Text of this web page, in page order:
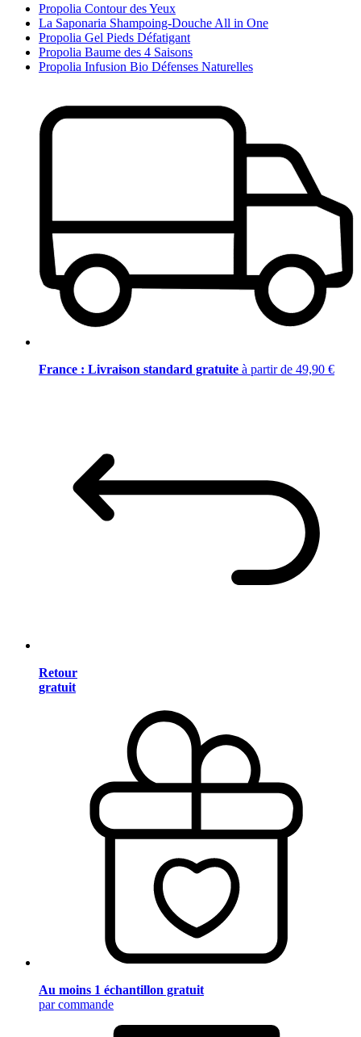
Propolia Contour des Yeux
La Saponaria Shampoing-Douche All in One
Propolia Gel Pieds Défatigant
Propolia Baume des 4 Saisons
Propolia Infusion Bio Défenses Naturelles
France : Livraison standard gratuite à partir de 49,90 €
Retour
gratuit
Au moins 1 échantillon gratuit
par commande